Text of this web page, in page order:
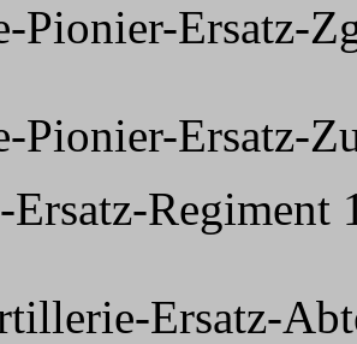
Pionier-Ersatz-
Pionier-Ersatz-
Regiment
Ersatz-